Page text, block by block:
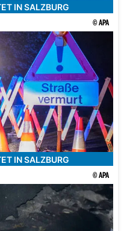
IN SALZBURG
© APA
IN SALZBURG
© APA